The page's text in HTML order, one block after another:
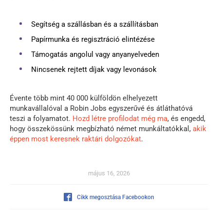
Segítség a szállásban és a szállításban
Papírmunka és regisztráció elintézése
Támogatás angolul vagy anyanyelveden
Nincsenek rejtett díjak vagy levonások
Évente több mint 40 000 külföldön elhelyezett
munkavállalóval a Robin Jobs egyszerűvé és átláthatóvá
teszi a folyamatot. Hozd létre profilodat még ma, és engedd,
hogy összekössünk megbízható német munkáltatókkal, akik
éppen most keresnek raktári dolgozókat.
május 16, 2026
Cikk megosztása Facebookon